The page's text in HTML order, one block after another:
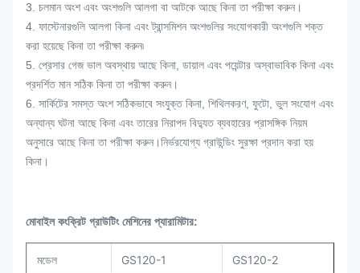
3. চলমান অংশ এবং অংশগুলি আলগা বা আটকে আছে কিনা তা পরীক্ষা করুন।
4. ফাস্টেনারগুলি আলগা কিনা এবং ট্রান্সমিশন অংশগুলির সংযোগকারী অংশগুলি শক্ত
করা হয়েছে কিনা তা পরীক্ষা করুন৷
5. প্রেসার গেজ ভাল অবস্থায় আছে কিনা, ডায়াল এবং পয়েন্টার অস্বাভাবিক কিনা এবং
প্রদর্শিত মান সঠিক কিনা তা পরীক্ষা করুন।
6. সার্কিটের সমস্ত অংশ সঠিকভাবে সংযুক্ত কিনা, শিথিলকরণ, ফুটো, ভুল সংযোগ এবং
অন্যান্য ঘটনা আছে কিনা এবং তারের নিরাপদ বিদ্যুত ব্যবহারের প্রাসঙ্গিক নিয়ম
অনুসারে আছে কিনা তা পরীক্ষা করুন।নির্ভরযোগ্য গ্রাউন্ডিং সুরক্ষা প্রদান করা হয়
কিনা।
মোবাইল কংক্রিট গ্রাউটিং মেশিনের প্যারামিটার:
মডেল GS120-1 GS120-2